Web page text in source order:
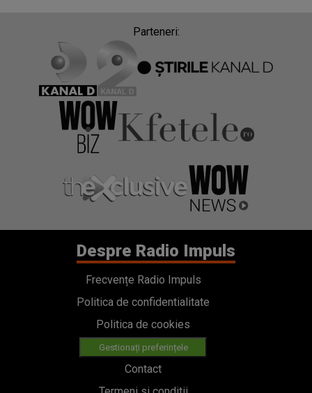
Parteneri:
Despre Radio Impuls
Frecvențe Radio Impuls
Politica de confidentialitate
Politica de cookies
Gestionați preferințele
Contact